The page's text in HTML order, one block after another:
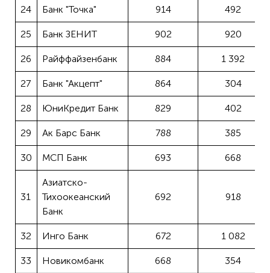
24 Банк "Точка" 914 492
25 Банк ЗЕНИТ 902 920
26 Райффайзенбанк 884 1 392
27 Банк "Акцепт" 864 304
28 ЮниКредит Банк 829 402
29 Ак Барс Банк 788 385
30 МСП Банк 693 668
31
Азиатско-
Тихоокеанский
Банк
692 918
32 Инго Банк 672 1 082
33 Новикомбанк 668 354